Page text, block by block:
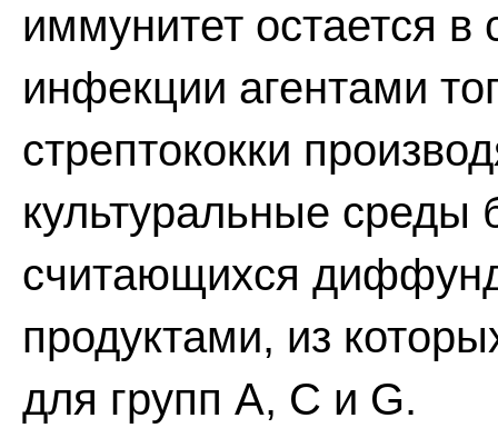
иммунитет остается
инфекции агентами
стрептококки
культуральные среды
считающихся
продуктами, из
для групп А, С и G.